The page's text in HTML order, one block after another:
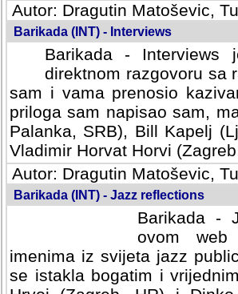
Autor: Dragutin Matoševic,
Barikada (INT) - Interviews
Barikada -
direktnom razgovoru sa
sam i vama prenosio
priloga sam napisao sam,
Palanka, SRB), Bill Kapelj
Vladimir Horvat Horvi
Autor: Dragutin Matoševic,
Barikada (INT) - Jazz reflections
Barikada -
ovom web
imenima iz svijeta jazz
se istakla bogatim i